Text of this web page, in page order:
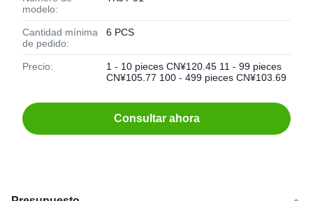
modelo:
Cantidad mínima
de pedido:
6 PCS
Precio:
1 - 10 pieces CN¥120.45 11 - 99 pieces
CN¥105.77 100 - 499 pieces CN¥103.69
Consultar ahora